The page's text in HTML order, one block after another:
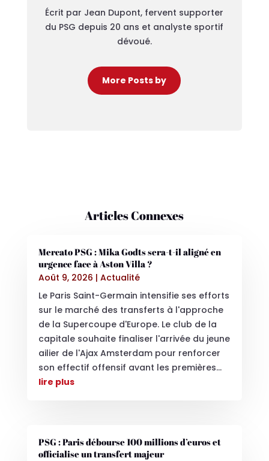
Écrit par Jean Dupont, fervent supporter
du PSG depuis 20 ans et analyste sportif
dévoué.
More Posts by
Articles Connexes
Mercato PSG : Mika Godts sera-t-il aligné en
urgence face à Aston Villa ?
Août 9, 2026 | Actualité
Le Paris Saint-Germain intensifie ses efforts
sur le marché des transferts à l'approche
de la Supercoupe d'Europe. Le club de la
capitale souhaite finaliser l'arrivée du jeune
ailier de l'Ajax Amsterdam pour renforcer
son effectif offensif avant les premières...
lire plus
PSG : Paris débourse 100 millions d’euros et
officialise un transfert majeur